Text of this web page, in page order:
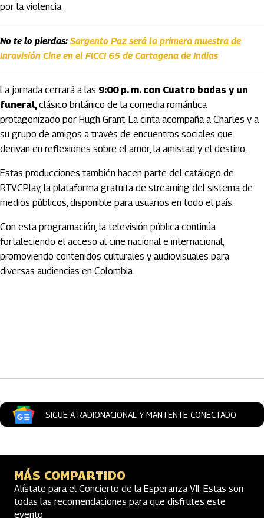
por la violencia.
No te lo pierdas: Sargento Paz será la primera muestra de
Inravisión Cine en el FICCI 65 de Cartagena de Indias
La jornada cerrará a las 9:00 p. m. con Cuatro bodas y un
funeral,clásico británico de la comedia romántica
protagonizado por Hugh Grant. La cinta acompaña a Charles y a
su grupo de amigos a través de encuentros sociales que
derivan en reflexiones sobre el amor, la amistad y el destino.
Estas producciones también hacen parte del catálogo de
RTVCPlay, la plataforma gratuita de streaming del sistema de
medios públicos, disponible para usuarios en todo el país.
Con esta programación, la televisión pública continúa
fortaleciendo el acceso al cine nacional e internacional,
promoviendo contenidos culturales y audiovisuales para
diversas audiencias en Colombia.
SIGUE A RADIONACIONAL Y MANTENTE CONECTADO
MÁS COMPARTIDO
Alístate para el Concierto de la Esperanza VII: Estas son
todas las recomendaciones para que disfrutes este
evento